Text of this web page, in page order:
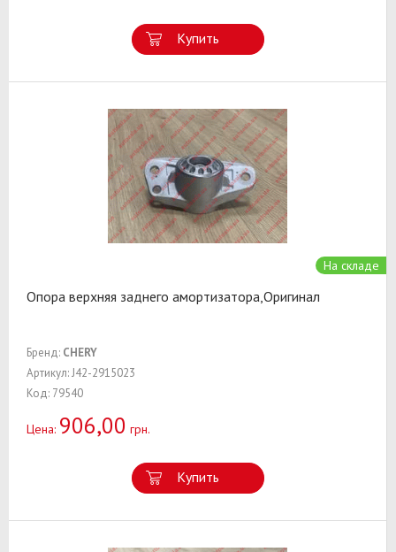
Купить
На складе
Опора верхняя заднего амортизатора,Оригинал
Бренд: CHERY
Артикул: J42-2915023
Код: 79540
Цена: 906,00 грн.
Купить